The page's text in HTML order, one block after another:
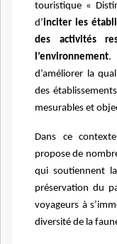
touristique «
d’inciter les
des activités
l’environnement.
d’améliorer la
des
mesurables et
Dans ce
propose de
qui soutiennent
préservation du
voyageurs à
diversité de la